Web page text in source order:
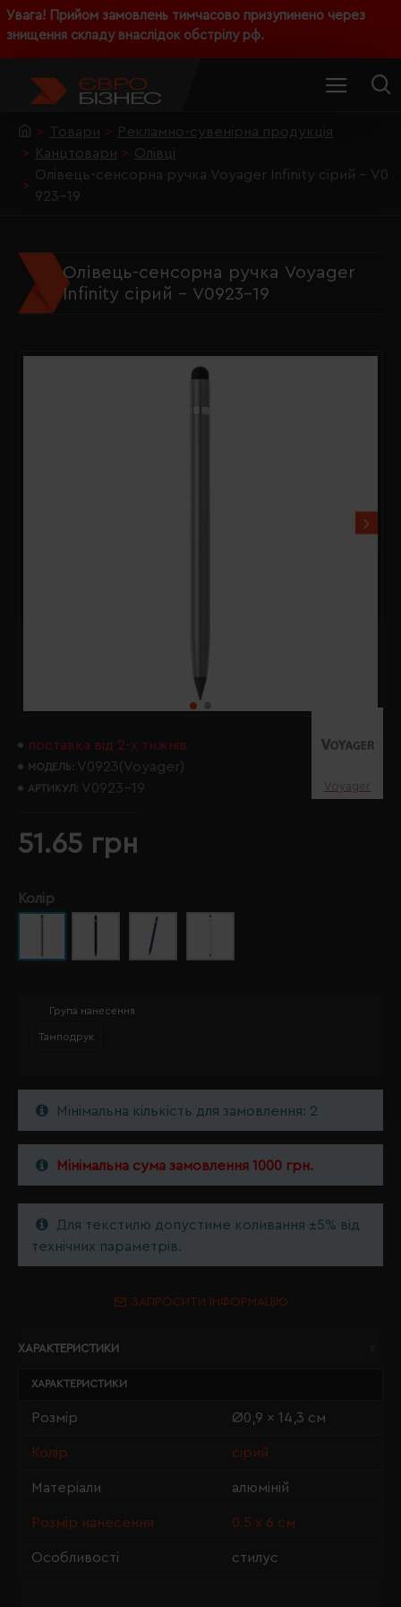
Увага! Прийом замовлень тимчасово призупинено через
знищення складу внаслідок обстрілу рф.
Товари
Рекламно-сувенірна продукція
Канцтовари
Олівці
Олівець-сенсорна ручка Voyager Infinity сірий - V0
923-19
Олівець-сенсорна ручка Voyager
Infinity сірий - V0923-19
поставка від 2-х тижнів
МОДЕЛЬ: V0923(Voyager)
АРТИКУЛ: V0923-19 Voyager
51.65 грн
Колір
Група нанесення
Тамподрук
Мінімальна кількість для замовлення: 2
Мінімальна сума замовлення 1000 грн.
Для текстилю допустиме коливання ±5% від
технічних параметрів.
ЗАПРОСИТИ ІНФОРМАЦІЮ
ХАРАКТЕРИСТИКИ
ХАРАКТЕРИСТИКИ
Розмір Ø0,9 x 14,3 см
Колір сірий
Матеріали алюміній
Розмір нанесення 0.5 х 6 см
Особливості стилус